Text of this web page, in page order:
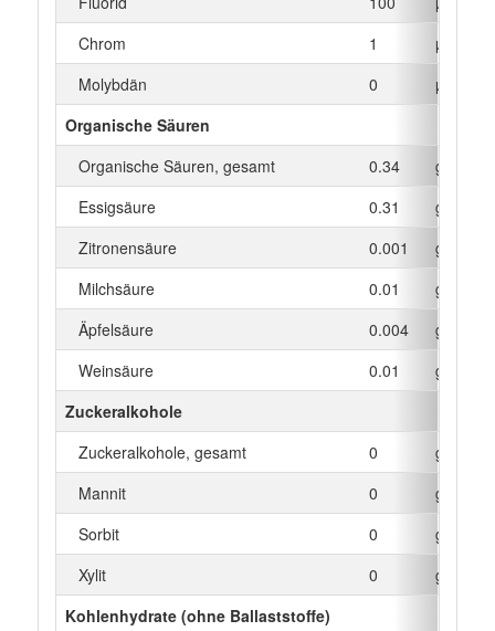
Chrom
1
µg
Molybdän
0
µg
Organische Säuren
Organische Säuren, gesamt
0.34
g
Essigsäure
0.31
g
Zitronensäure
0.001
g
Milchsäure
0.01
g
Äpfelsäure
0.004
g
Weinsäure
0.01
g
Zuckeralkohole
Zuckeralkohole, gesamt
0
g
Mannit
0
g
Sorbit
0
g
Xylit
0
g
Kohlenhydrate (ohne Ballaststoffe)